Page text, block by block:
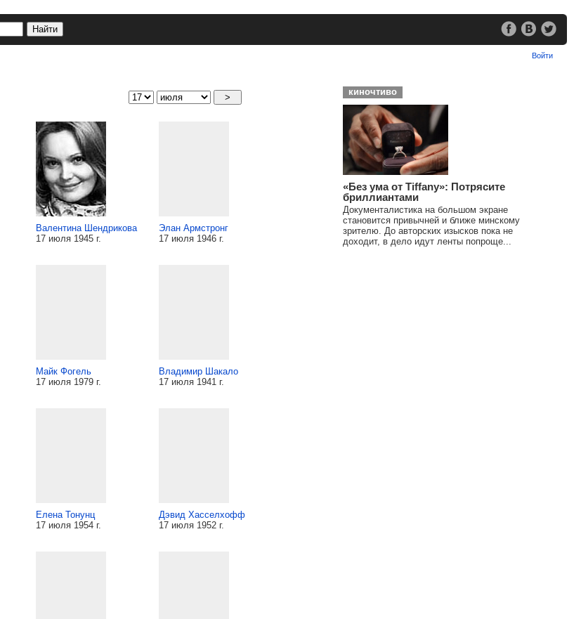
Войти
Валентина Шендрикова
17 июля 1945 г.
Элан Армстронг
17 июля 1946 г.
Майк Фогель
17 июля 1979 г.
Владимир Шакало
17 июля 1941 г.
Елена Тонунц
17 июля 1954 г.
Дэвид Хасселхофф
17 июля 1952 г.
киночтиво
«Без ума от Tiffany»: Потрясите
бриллиантами
Документалистика на большом экране
становится привычней и ближе минскому
зрителю. До авторских изысков пока не
доходит, в дело идут ленты попроще...